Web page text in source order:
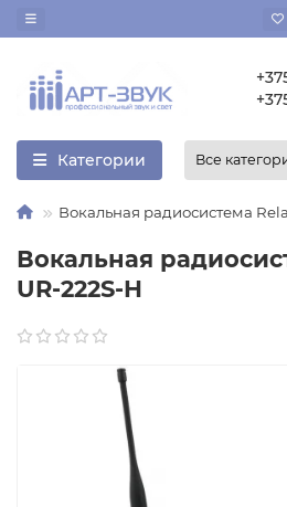
Категории Все
Вокальная радиосистема
Вокальная
UR-222S-H